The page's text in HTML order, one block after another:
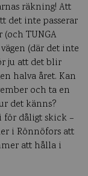
räkning! Att
det inte passerar
TUNGA
(där det inte
ju att det blir
halva året. Kan
och ta en
det känns?
dåligt skick –
i Rönnöfors att
att hålla i